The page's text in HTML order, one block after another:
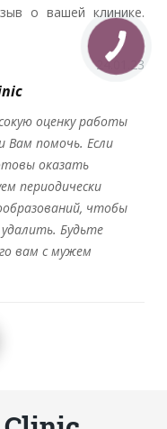
о вашей клинике.
24.01.23
оценку работы
Вам помочь. Если
оказать
периодически
чтобы
Будьте
вам с мужем